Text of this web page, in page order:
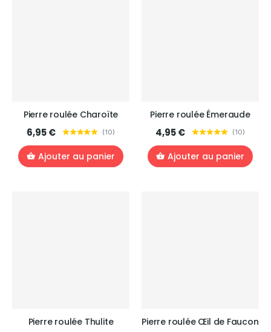
Pierre roulée Charoïte
6,95 € (10)
Ajouter au panier
Pierre roulée Émeraude
4,95 € (10)
Ajouter au panier
Pierre roulée Thulite Pierre roulée Œil de Faucon